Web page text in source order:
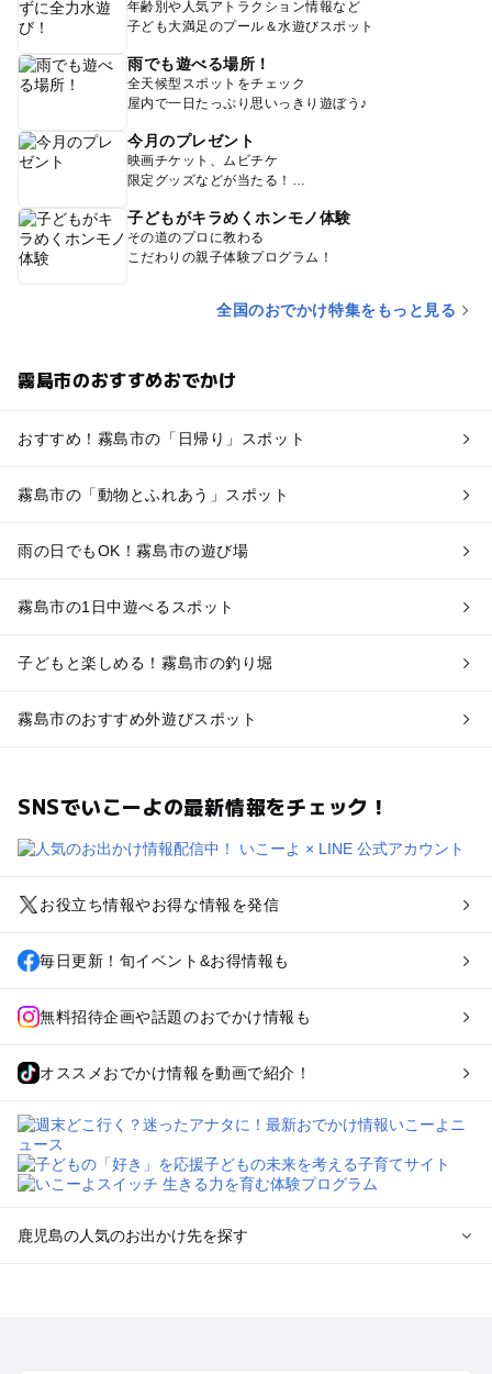
年齢別や人気アトラクション情報など
子ども大満足のプール＆水遊びスポット
雨でも遊べる場所！
全天候型スポットをチェック
屋内で一日たっぷり思いっきり遊ぼう♪
今月のプレゼント
映画チケット、ムビチケ
限定グッズなどが当たる！
子どもがキラめくホンモノ体験
その道のプロに教わる
こだわりの親子体験プログラム！
全国のおでかけ特集をもっと見る
霧島市のおすすめおでかけ
おすすめ！霧島市の「日帰り」スポット
霧島市の「動物とふれあう」スポット
雨の日でもOK！霧島市の遊び場
霧島市の1日中遊べるスポット
子どもと楽しめる！霧島市の釣り堀
霧島市のおすすめ外遊びスポット
SNSでいこーよの最新情報をチェック！
お役立ち情報やお得な情報を発信
毎日更新！旬イベント&お得情報も
無料招待企画や話題のおでかけ情報も
オススメおでかけ情報を動画で紹介！
鹿児島の人気のお出かけ先を探す